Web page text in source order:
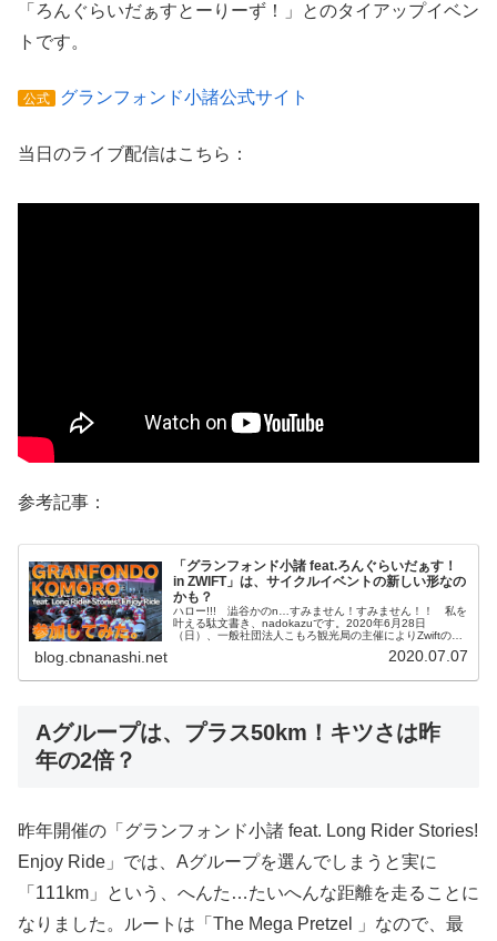
「ろんぐらいだぁすとーりーず！」とのタイアップイベン
トです。
公式 グランフォンド小諸公式サイト
当日のライブ配信はこちら：
参考記事：
「グランフォンド小諸 feat.ろんぐらいだぁす！
in ZWIFT」は、サイクルイベントの新しい形なの
かも？
ハロー!!! 澁谷かのn…すみません！すみません！！ 私を
叶える駄文書き、nadokazuです。2020年6月28日
（日）、一般社団法人こもろ観光局の主催によりZwiftの仮
blog.cbnanashi.net 2020.07.07
Aグループは、プラス50km！キツさは昨
年の2倍？
昨年開催の「グランフォンド小諸 feat. Long Rider Stories!
Enjoy Ride」では、Aグループを選んでしまうと実に
「111km」という、へんた…たいへんな距離を走ることに
なりました。ルートは「The Mega Pretzel 」なので、最